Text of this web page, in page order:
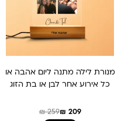
מנורת לילה מתנה ליום אהבה או
כל אירוע אחר לבן או בת הזוג
₪259₪ 209